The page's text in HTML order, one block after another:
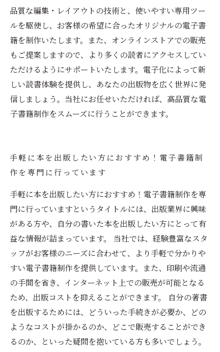
品質な編集・レイアウトの技術と、使いやすい専用ツー
ルを駆使し、お客様の希望に合ったオリジナルの電子書
籍を制作いたします。また、オンラインストアでの販売
もご提案しますので、より多くの読者にアクセスしてい
ただけるようにサポートいたします。電子化によって新
しい読書体験を提供し、あなたの出版物を広く世界に発
信しましょう。当社にお任せいただければ、高品質な電
子書籍制作をスムーズに行うことができます。
手軽に本を出版したい方におすすめ！電子書籍制
作を専門に行っています
手軽に本を出版したい方におすすめ！電子書籍制作を専
門に行っていますというタイトルには、出版業界に興味
がある方や、自分の書いた本を出版したい方にとって有
益な情報が詰まっています。 当社では、経験豊富なスタ
ッフがお客様のニーズに合わせて、より手軽で分かりや
すい電子書籍制作を提供しています。また、印刷や流通
の手間を省き、インターネット上での販売が可能となる
ため、出版コストを抑えることができます。 自分の著書
を出版するためには、どういった手続きが必要か、どの
ようなコストが掛かるのか、どこで販売することができ
るのか、といった疑問を抱いている方も多いでしょう。